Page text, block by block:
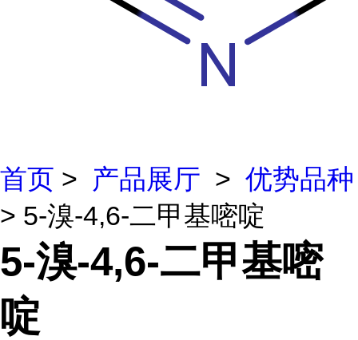
首页 > 产品展厅 > 优势品种
> 5-溴-4,6-二甲基嘧啶
5-溴-4,6-二甲基嘧
啶